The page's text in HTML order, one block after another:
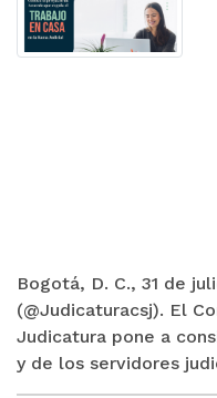
Bogotá, D. C., 31 de
(@Judicaturacsj). El
Judicatura pone a
y de los servidores